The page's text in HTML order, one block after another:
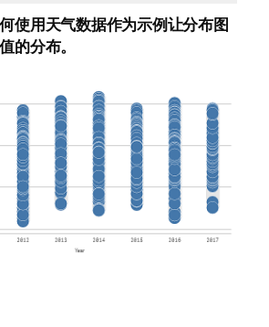
使用天气数据作为示例让分布图
的分布。